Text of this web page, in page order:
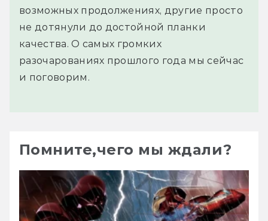
возможных продолжениях, другие просто
не дотянули до достойной планки
качества. О самых громких
разочарованиях прошлого года мы сейчас
и поговорим.
Помните,чего мы ждали?